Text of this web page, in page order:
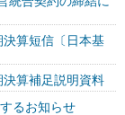
算短信〔日本基
算補足説明資料
るお知らせ